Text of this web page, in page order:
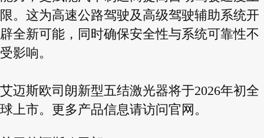
限。这为高速公路驾驶及高级驾驶辅助系统开
辟全新可能，同时确保安全性与系统可靠性不
受影响。
艾迈斯欧司朗新型五结激光器将于2026年初全
球上市。更多产品信息请访问官网。